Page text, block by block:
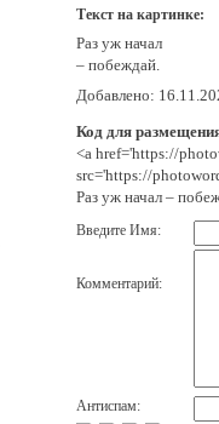
Текст на картинке:
Раз уж начал
– побеждай.
Добавлено:
Код для
<a href='https://
src='https://
Раз уж начал –
Введите Имя:
Комментарий:
Антиспам: